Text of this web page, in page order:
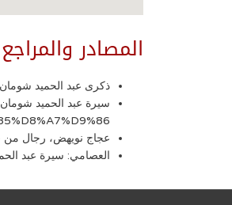
المصادر والمراجع
ذكرى عبد الحميد شومان 1890- 1974، عمّان: لجنة تأبين عبد الحميد شومان، 1974.
عجاج نويهض، رجال من
العصامي: سيرة عبد